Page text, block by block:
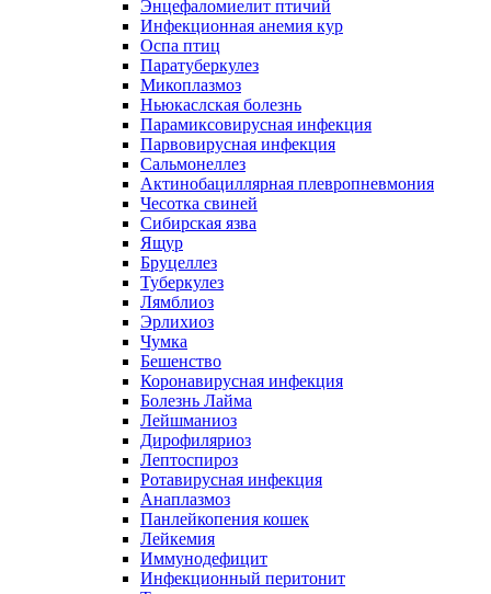
Энцефаломиелит птичий
Инфекционная анемия кур
Оспа птиц
Паратуберкулез
Микоплазмоз
Ньюкаслская болезнь
Парамиксовирусная инфекция
Парвовирусная инфекция
Сальмонеллез
Актинобациллярная плевропневмония
Чесотка свиней
Сибирская язва
Ящур
Бруцеллез
Туберкулез
Лямблиоз
Эрлихиоз
Чумка
Бешенство
Коронавирусная инфекция
Болезнь Лайма
Лейшманиоз
Дирофиляриоз
Лептоспироз
Ротавирусная инфекция
Анаплазмоз
Панлейкопения кошек
Лейкемия
Иммунодефицит
Инфекционный перитонит